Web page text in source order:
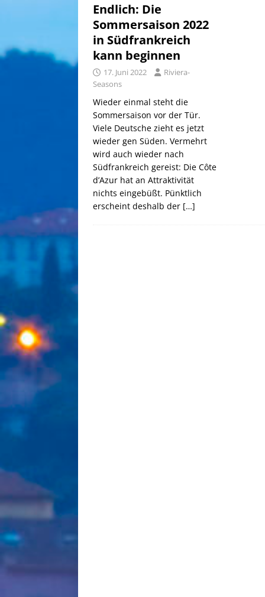
Endlich: Die
Sommersaison 2022
in Südfrankreich
kann beginnen
17. Juni 2022
Riviera-
Seasons
Wieder einmal steht die
Sommersaison vor der Tür.
Viele Deutsche zieht es jetzt
wieder gen Süden. Vermehrt
wird auch wieder nach
Südfrankreich gereist: Die Côte
d’Azur hat an Attraktivität
nichts eingebüßt. Pünktlich
erscheint deshalb der […]